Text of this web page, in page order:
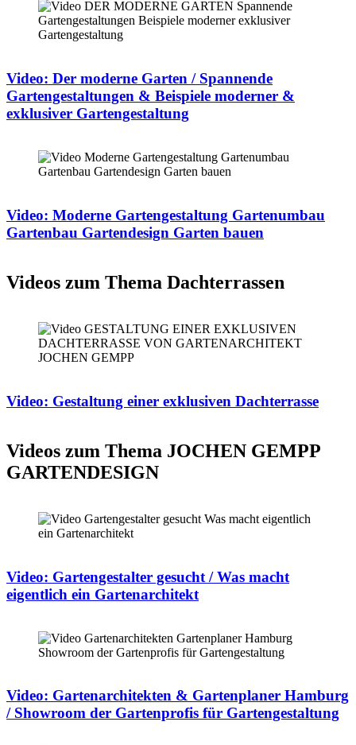
Video: Der moderne Garten / Spannende
Gartengestaltungen & Beispiele moderner &
exklusiver Gartengestaltung
Video: Moderne Gartengestaltung Gartenumbau
Gartenbau Gartendesign Garten bauen
Videos zum Thema Dachterrassen
Video: Gestaltung einer exklusiven Dachterrasse
Videos zum Thema JOCHEN GEMPP
GARTENDESIGN
Video: Gartengestalter gesucht / Was macht
eigentlich ein Gartenarchitekt
Video: Gartenarchitekten & Gartenplaner Hamburg
/ Showroom der Gartenprofis für Gartengestaltung